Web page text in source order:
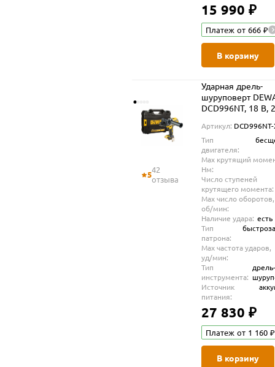
15 990 ₽
Платеж от 666 ₽
В корзину
542
отзыва
Ударная дрель-
шуруповерт
DCD996NT, 18 В,
без АКБ и ЗУ, в
TSTAK
Артикул:
Тип
двигателя:
Max крутящий
Нм:
Число ступеней
крутящего момента:
Max число оборотов,
об/мин:
Наличие удара: есть
Тип
патрона:
Max частота ударов,
уд/мин:
Тип
инструмента:
дрель-
Источник
питания:
27 830 ₽
Платеж от 1 160 ₽
В корзину